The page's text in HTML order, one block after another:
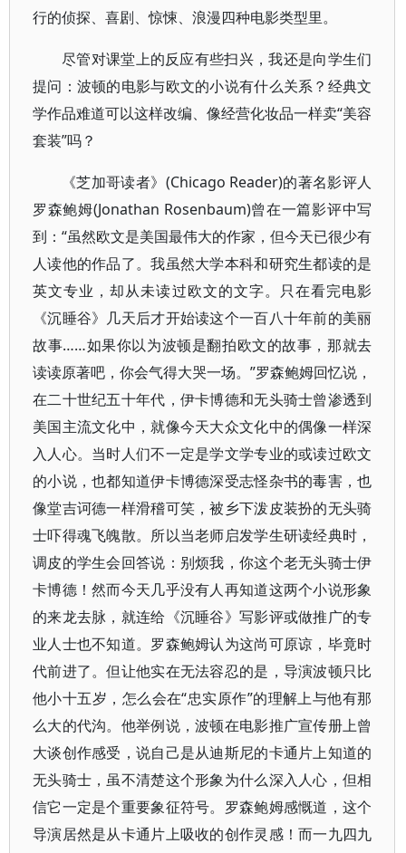
行的侦探、喜剧、惊悚、浪漫四种电影类型里。
尽管对课堂上的反应有些扫兴，我还是向学生们
提问：波顿的电影与欧文的小说有什么关系？经典文
学作品难道可以这样改编、像经营化妆品一样卖“美容
套装”吗？
《芝加哥读者》(Chicago Reader)的著名影评人
罗森鲍姆(Jonathan Rosenbaum)曾在一篇影评中写
到：“虽然欧文是美国最伟大的作家，但今天已很少有
人读他的作品了。我虽然大学本科和研究生都读的是
英文专业，却从未读过欧文的文字。只在看完电影
《沉睡谷》几天后才开始读这个一百八十年前的美丽
故事……如果你以为波顿是翻拍欧文的故事，那就去
读读原著吧，你会气得大哭一场。”罗森鲍姆回忆说，
在二十世纪五十年代，伊卡博德和无头骑士曾渗透到
美国主流文化中，就像今天大众文化中的偶像一样深
入人心。当时人们不一定是学文学专业的或读过欧文
的小说，也都知道伊卡博德深受志怪杂书的毒害，也
像堂吉诃德一样滑稽可笑，被乡下泼皮装扮的无头骑
士吓得魂飞魄散。所以当老师启发学生研读经典时，
调皮的学生会回答说：别烦我，你这个老无头骑士伊
卡博德！然而今天几乎没有人再知道这两个小说形象
的来龙去脉，就连给《沉睡谷》写影评或做推广的专
业人士也不知道。罗森鲍姆认为这尚可原谅，毕竟时
代前进了。但让他实在无法容忍的是，导演波顿只比
他小十五岁，怎么会在“忠实原作”的理解上与他有那
么大的代沟。他举例说，波顿在电影推广宣传册上曾
大谈创作感受，说自己是从迪斯尼的卡通片上知道的
无头骑士，虽不清楚这个形象为什么深入人心，但相
信它一定是个重要象征符号。罗森鲍姆感慨道，这个
导演居然是从卡通片上吸收的创作灵感！而一九四九